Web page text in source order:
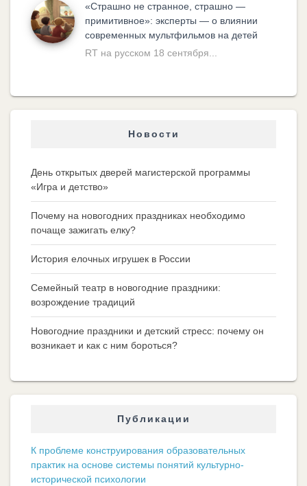
«Cтрашно не странное, страшно —
примитивное»: эксперты — о влиянии
современных мультфильмов на детей
RT на русском 18 сентября...
Новости
День открытых дверей магистерской программы
«Игра и детство»
Почему на новогодних праздниках необходимо
почаще зажигать елку?
История елочных игрушек в России
Семейный театр в новогодние праздники:
возрождение традиций
Новогодние праздники и детский стресс: почему он
возникает и как с ним бороться?
Публикации
К проблеме конструирования образовательных
практик на основе системы понятий культурно-
исторической психологии